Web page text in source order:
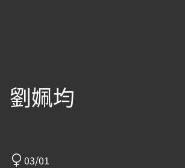
劉姵均
03/01